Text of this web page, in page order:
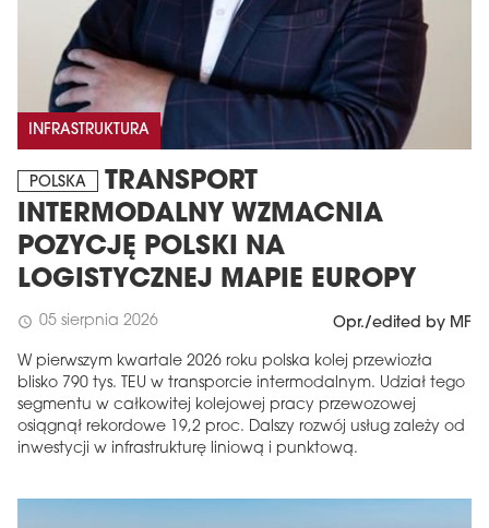
INFRASTRUKTURA
POLSKA
TRANSPORT
INTERMODALNY WZMACNIA
POZYCJĘ POLSKI NA
LOGISTYCZNEJ MAPIE EUROPY
schedule 05 sierpnia 2026 Opr./edited by MF
W pierwszym kwartale 2026 roku polska kolej przewiozła
blisko 790 tys. TEU w transporcie intermodalnym. Udział tego
segmentu w całkowitej kolejowej pracy przewozowej
osiągnął rekordowe 19,2 proc. Dalszy rozwój usług zależy od
inwestycji w infrastrukturę liniową i punktową.